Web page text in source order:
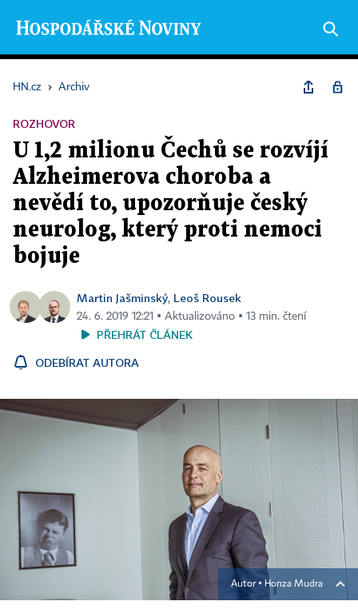
HN.cz › Archiv
ROZHOVOR
U 1,2 milionu Čechů se rozvíjí
Alzheimerova choroba a
nevědí to, upozorňuje český
neurolog, který proti nemoci
bojuje
Martin Jašminský, Leoš Rousek
24. 6. 2019 12:21 ▪ Aktualizováno ▪ 13 min. čtení
PŘEHRÁT ČLÁNEK
ODEBÍRAT AUTORA
Autor ▪ Honza Mudra